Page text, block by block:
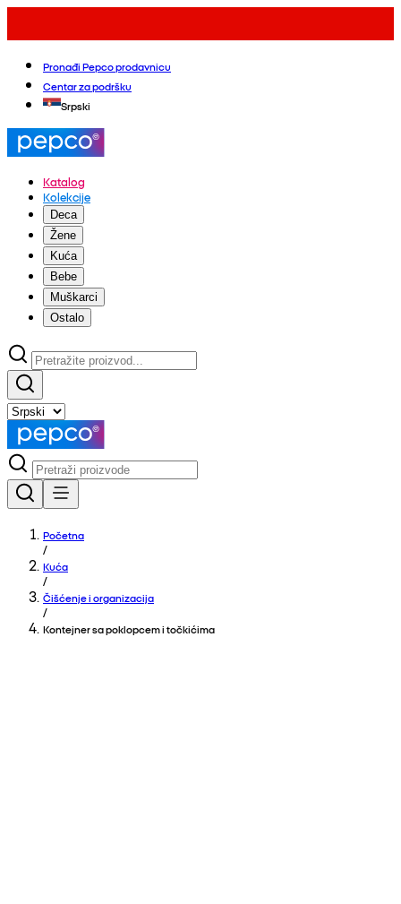
Pronađi Pepco prodavnicu
Centar za podršku
Srpski
Katalog
Kolekcije
Deca
Žene
Kuća
Bebe
Muškarci
Ostalo
Početna
/
Kuća
/
Čišćenje i organizacija
/
Kontejner sa poklopcem i točkićima